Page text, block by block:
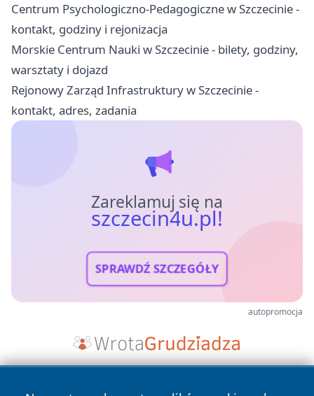
Centrum Psychologiczno-Pedagogiczne w Szczecinie -
kontakt, godziny i rejonizacja
Morskie Centrum Nauki w Szczecinie - bilety, godziny,
warsztaty i dojazd
Rejonowy Zarząd Infrastruktury w Szczecinie -
kontakt, adres, zadania
Zareklamuj się na
szczecin4u.pl!
SPRAWDŹ SZCZEGÓŁY
autopromocja